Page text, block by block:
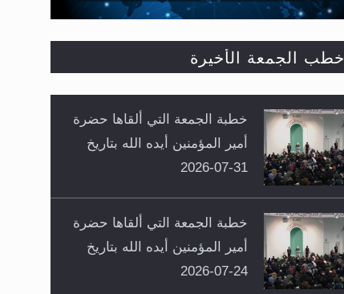
خطب الجمعة الأخيرة
خطبة الجمعة التي ألقاها حضرة
أمير المؤمنين أيده الله بتاريخ
31-07-2026
خطبة الجمعة التي ألقاها حضرة
أمير المؤمنين أيده الله بتاريخ
24-07-2026